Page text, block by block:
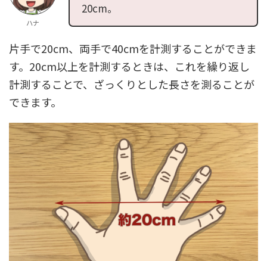
ハナ
20cm。
片手で20cm、両手で40cmを計測することができま
す。20cm以上を計測するときは、これを繰り返し
計測することで、ざっくりとした長さを測ることが
できます。